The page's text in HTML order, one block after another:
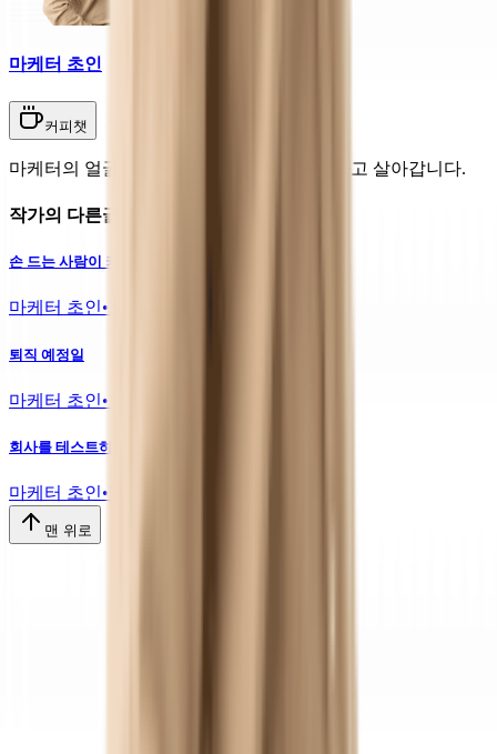
마케터 초인
커피챗
마케터의 얼굴로 글과 만화로 놀면서 상상하고 살아갑니다.
작가의 다른글
손 드는 사람이 커리어를 넓힌다
마케터 초인•
퇴직 예정일
마케터 초인•
회사를 테스트하기로 했다
마케터 초인•
맨 위로